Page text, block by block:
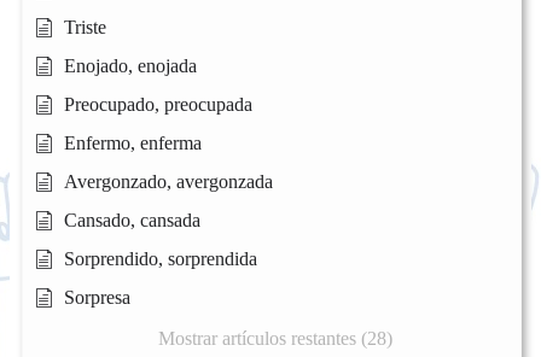
Triste
Enojado, enojada
Preocupado, preocupada
Enfermo, enferma
Avergonzado, avergonzada
Cansado, cansada
Sorprendido, sorprendida
Sorpresa
Mostrar artículos restantes (28)